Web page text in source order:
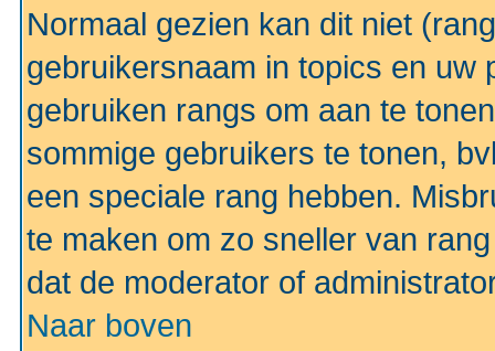
Normaal gezien kan dit niet
gebruikersnaam in topics en uw
gebruiken rangs om aan te
sommige gebruikers te tonen,
een speciale rang hebben.
te maken om zo sneller van
dat de moderator of
Naar boven